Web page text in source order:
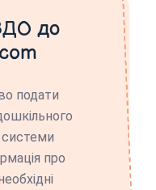
до
подати
системи
про